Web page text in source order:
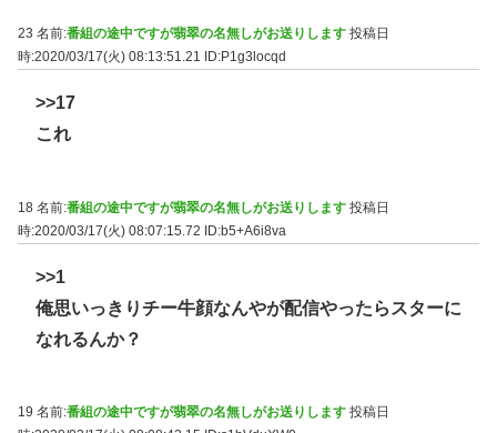
23 名前:番組の途中ですが翡翠の名無しがお送りします 投稿日
時:2020/03/17(火) 08:13:51.21
ID:P1g3locqd
>>17
これ
18 名前:番組の途中ですが翡翠の名無しがお送りします 投稿日
時:2020/03/17(火) 08:07:15.72 ID:b5+A6i8va
>>1
俺思いっきりチー牛顔なんやが配信やったらスターに
なれるんか？
19 名前:番組の途中ですが翡翠の名無しがお送りします 投稿日